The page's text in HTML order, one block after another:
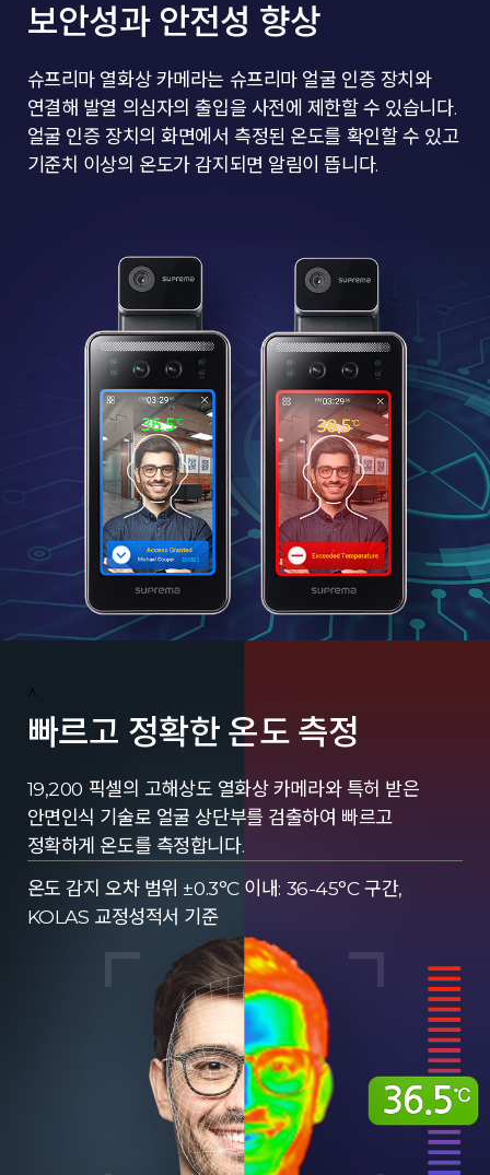
보안성과 안전성 향상
슈프리마 열화상 카메라는 슈프리마 얼굴 인증 장치와
연결해 발열 의심자의 출입을 사전에 제한할 수 있습니다.
얼굴 인증 장치의 화면에서 측정된 온도를 확인할 수 있고
기준치 이상의 온도가 감지되면 알림이 뜹니다.
^
빠르고 정확한 온도 측정
19,200 픽셀의 고해상도 열화상 카메라와 특허 받은
안면인식 기술로 얼굴 상단부를 검출하여 빠르고
정확하게 온도를 측정합니다.
온도 감지 오차 범위 ±0.3°C 이내: 36-45°C 구간,
KOLAS 교정성적서 기준